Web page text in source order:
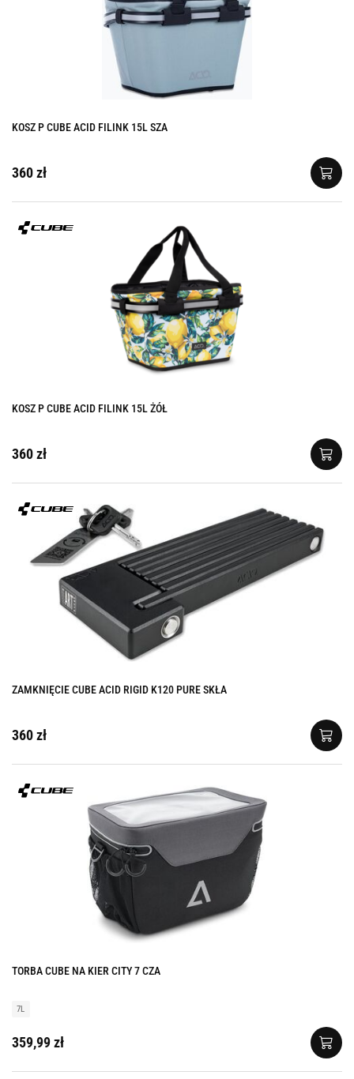
KOSZ P CUBE ACID FILINK 15L SZA
360 zł
KOSZ P CUBE ACID FILINK 15L ŻÓŁ
360 zł
ZAMKNIĘCIE CUBE ACID RIGID K120 PURE SKŁA
360 zł
TORBA CUBE NA KIER CITY 7 CZA
7L
359,99 zł